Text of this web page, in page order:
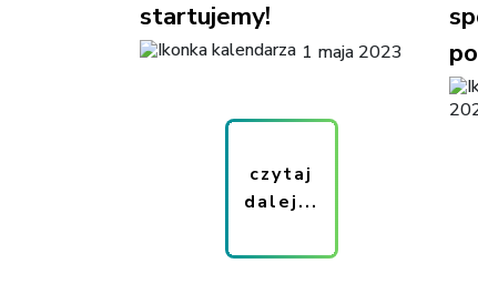
startujemy!
1 maja 2023
czytaj
dalej...